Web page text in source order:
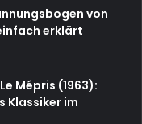
von
erklärt
Mépris (1963):
Klassiker im